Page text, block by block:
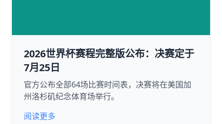
2026世界杯赛程完整版公布：决赛定于
7月25日
官方公布全部64场比赛时间表，决赛将在美国加
州洛杉矶纪念体育场举行。
阅读更多